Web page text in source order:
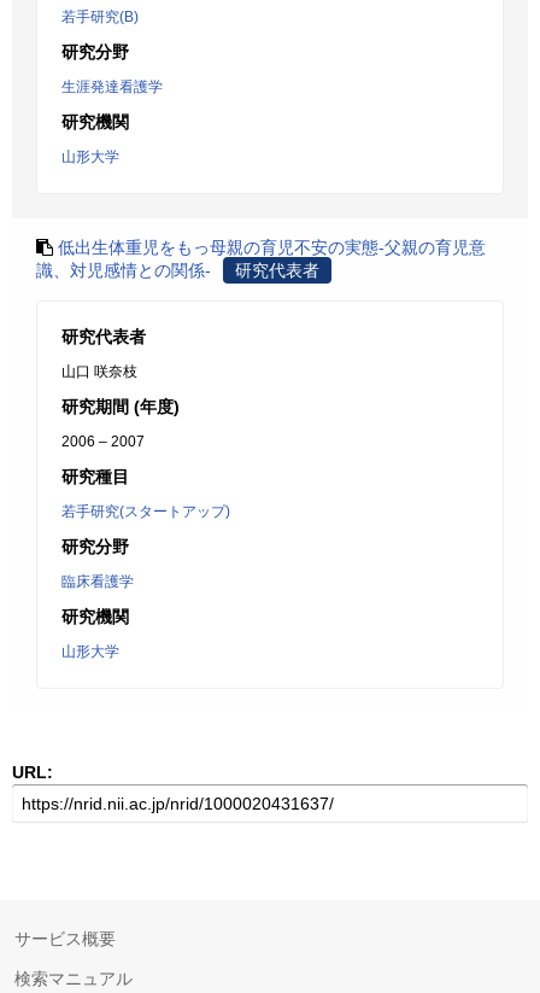
若手研究(B)
研究分野
生涯発達看護学
研究機関
山形大学
低出生体重児をもっ母親の育児不安の実態-父親の育児意
識、対児感情との関係-
研究代表者
研究代表者
山口 咲奈枝
研究期間 (年度)
2006 – 2007
研究種目
若手研究(スタートアップ)
研究分野
臨床看護学
研究機関
山形大学
URL:
サービス概要
検索マニュアル